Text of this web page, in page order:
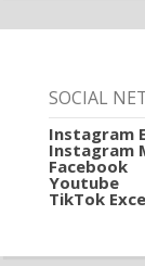
SOCIAL
Instagram
Instagram
Facebook
Youtube
TikTok